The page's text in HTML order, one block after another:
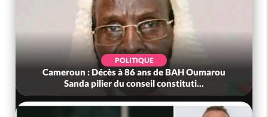
POLITIQUE
Cameroun : Décès à 86 ans de BAH Oumarou
Sanda pilier du conseil constituti...